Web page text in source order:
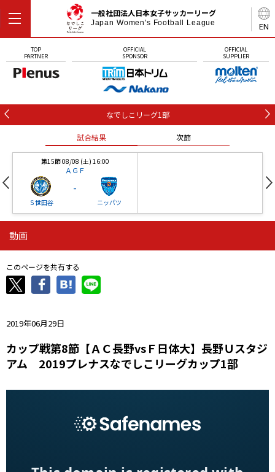
EN
一般社団法人日本女子サッカーリーグ
Japan Women's Football League
TOP
PARTNER
OFFICIAL
SPONSOR
OFFICIAL
SUPPLIER
なでしこリーグ1部
試合結果 次節
第15節 08/08 (土) 16:00
ＡＧＦ
Ｓ世田谷
-
ニッパツ
ニッパツ
ニッパツ
-
石人の星
動画
このページを共有する
2019年06月29日
カップ戦第8節【ＡＣ長野vsＦ日体大】長野Ｕスタジ
アム 2019プレナスなでしこリーグカップ1部